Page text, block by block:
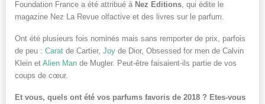
Foundation France a été attribué à Nez Editions , qui édite le
magazine Nez La Revue olfactive et des livres sur le parfum.
Ont été plusieurs fois nominés mais sans remporter de prix, parfois
de peu : Carat de Cartier, Joy de Dior, Obsessed for men de Calvin
Klein et Alien Man de Mugler. Peut-être faisaient-ils partie de vos
coups de cœur.
Et vous, quels ont été vos parfums favoris de 2018 ? Etes-vous